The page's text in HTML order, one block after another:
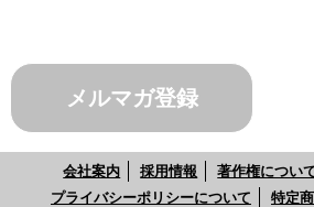
メルマガ登録
会社案内 採用情報 著作権につい
プライバシーポリシーについて
特定